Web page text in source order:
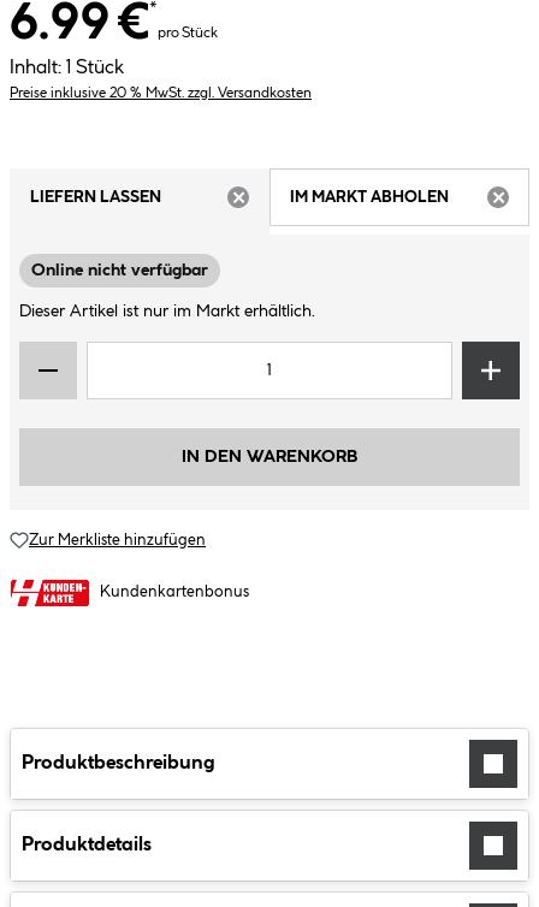
6.99 €*
pro Stück
Inhalt: 1 Stück
Preise inklusive 20 % MwSt. zzgl. Versandkosten
LIEFERN LASSEN
IM MARKT ABHOLEN
Online nicht verfügbar
Dieser Artikel ist nur im Markt erhältlich.
IN DEN WARENKORB
Zur Merkliste hinzufügen
Kundenkartenbonus
Produktbeschreibung
Produktdetails